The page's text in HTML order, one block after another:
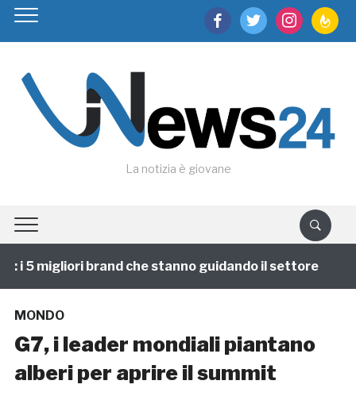
facebooktwitter instagram
La notizia è giovane
5 migliori brand che stanno guidando il settore
MONDO
G7, i leader mondiali piantano
alberi per aprire il summit